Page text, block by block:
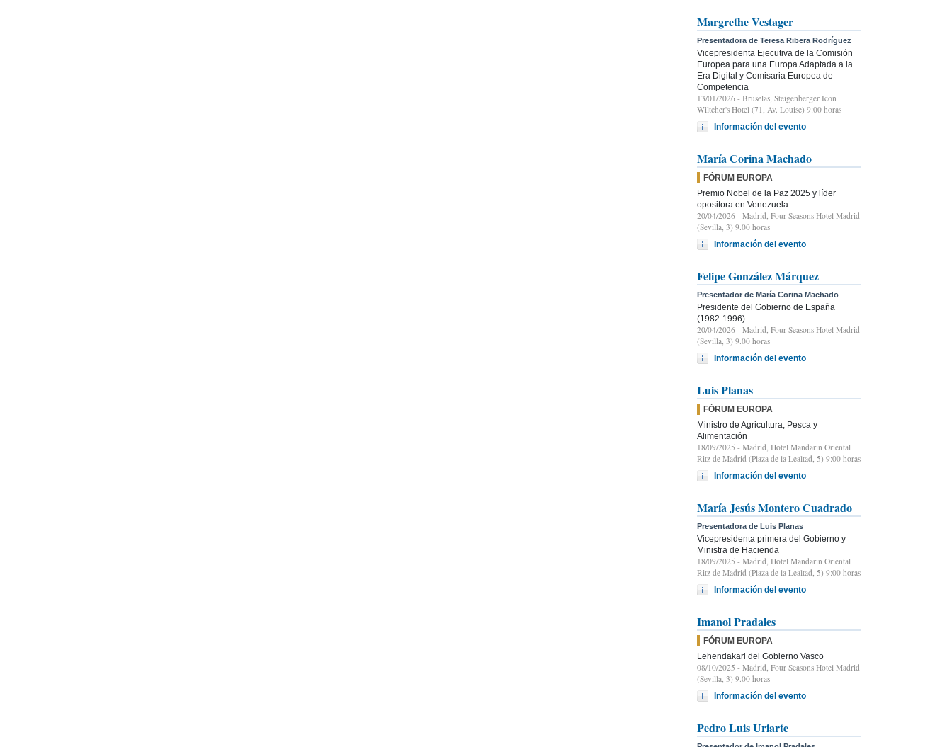
Margrethe Vestager
Presentadora de Teresa Ribera Rodríguez
Vicepresidenta Ejecutiva de la Comisión
Europea para una Europa Adaptada a la
Era Digital y Comisaria Europea de
Competencia
13/01/2026 - Bruselas, Steigenberger Icon
Wiltcher's Hotel (71, Av. Louise) 9:00 horas
Información del evento
María Corina Machado
FÓRUM EUROPA
Premio Nobel de la Paz 2025 y líder
opositora en Venezuela
20/04/2026 - Madrid, Four Seasons Hotel Madrid
(Sevilla, 3) 9.00 horas
Información del evento
Felipe González Márquez
Presentador de María Corina Machado
Presidente del Gobierno de España
(1982-1996)
20/04/2026 - Madrid, Four Seasons Hotel Madrid
(Sevilla, 3) 9.00 horas
Información del evento
Luis Planas
FÓRUM EUROPA
Ministro de Agricultura, Pesca y
Alimentación
18/09/2025 - Madrid, Hotel Mandarin Oriental
Ritz de Madrid (Plaza de la Lealtad, 5) 9:00 horas
Información del evento
María Jesús Montero Cuadrado
Presentadora de Luis Planas
Vicepresidenta primera del Gobierno y
Ministra de Hacienda
18/09/2025 - Madrid, Hotel Mandarin Oriental
Ritz de Madrid (Plaza de la Lealtad, 5) 9:00 horas
Información del evento
Imanol Pradales
FÓRUM EUROPA
Lehendakari del Gobierno Vasco
08/10/2025 - Madrid, Four Seasons Hotel Madrid
(Sevilla, 3) 9.00 horas
Información del evento
Pedro Luis Uriarte